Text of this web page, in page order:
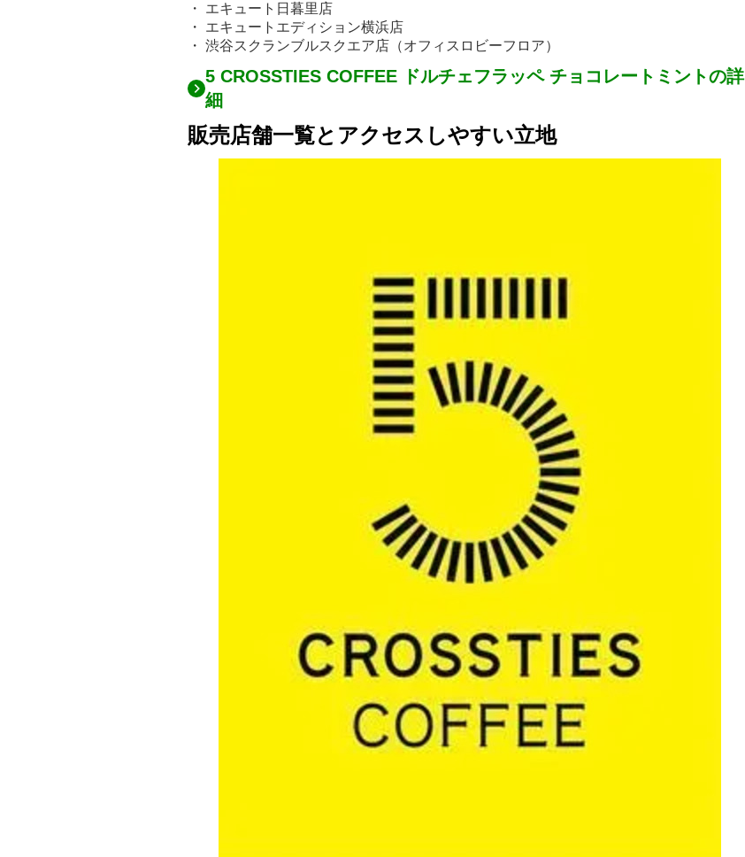
・ エキュート日暮里店
・ エキュートエディション横浜店
・ 渋谷スクランブルスクエア店（オフィスロビーフロア）
5 CROSSTIES COFFEE ドルチェフラッペ チョコレートミントの詳
細
販売店舗一覧とアクセスしやすい立地